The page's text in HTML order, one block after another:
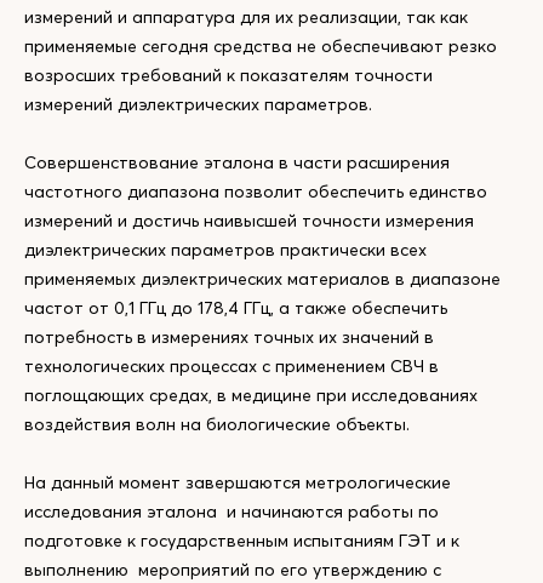
измерений и аппаратура для их реализации, так как
применяемые сегодня средства не обеспечивают резко
возросших требований к показателям точности
измерений диэлектрических параметров.
Совершенствование эталона в части расширения
частотного диапазона позволит обеспечить единство
измерений и достичь наивысшей точности измерения
диэлектрических параметров практически всех
применяемых диэлектрических материалов в диапазоне
частот от 0,1 ГГц до 178,4 ГГц, а также обеспечить
потребность в измерениях точных их значений в
технологических процессах с применением СВЧ в
поглощающих средах, в медицине при исследованиях
воздействия волн на биологические объекты.
На данный момент завершаются метрологические
исследования эталона и начинаются работы по
подготовке к государственным испытаниям ГЭТ и к
выполнению мероприятий по его утверждению с